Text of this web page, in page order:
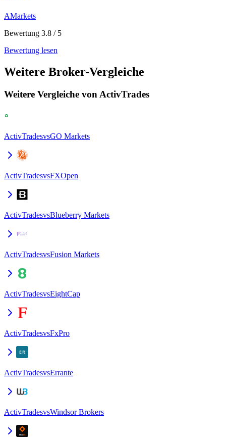
AMarkets
Bewertung 3.8 / 5
Bewertung lesen
Weitere Broker-Vergleiche
Weitere Vergleiche von ActivTrades
ActivTradesvsGO Markets
ActivTradesvsFXOpen
ActivTradesvsBlueberry Markets
ActivTradesvsFusion Markets
ActivTradesvsEightCap
ActivTradesvsFxPro
ActivTradesvsErrante
ActivTradesvsWindsor Brokers